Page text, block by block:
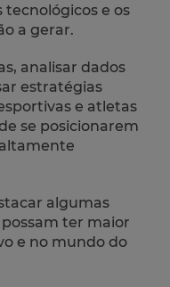
e os
a gerar.
analisar dados
estratégias
e atletas
se posicionarem
algumas
ter maior
e no mundo do